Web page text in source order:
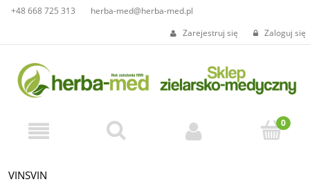
+48 668 725 313
herba-med@herba-med.pl
Zarejestruj się
Zaloguj się
VINSVIN